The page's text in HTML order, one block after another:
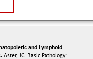
and Lymphoid
Aster, JC. Basic Pathology: